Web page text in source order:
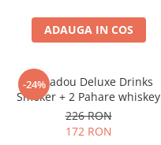
ADAUGA IN COS
-24%
Set cadou Deluxe Drinks
Smoker + 2 Pahare whiskey
Classical
226 RON
172 RON